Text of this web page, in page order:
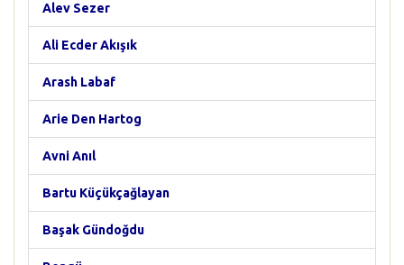
Alev Sezer
Ali Ecder Akışık
Arash Labaf
Arie Den Hartog
Avni Anıl
Bartu Küçükçağlayan
Başak Gündoğdu